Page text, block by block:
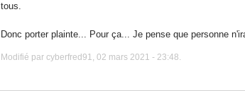
tous.
Donc porter plainte... Pour ça... Je pense que personne
Modifié par cyberfred91, 02 mars 2021 - 23:48.